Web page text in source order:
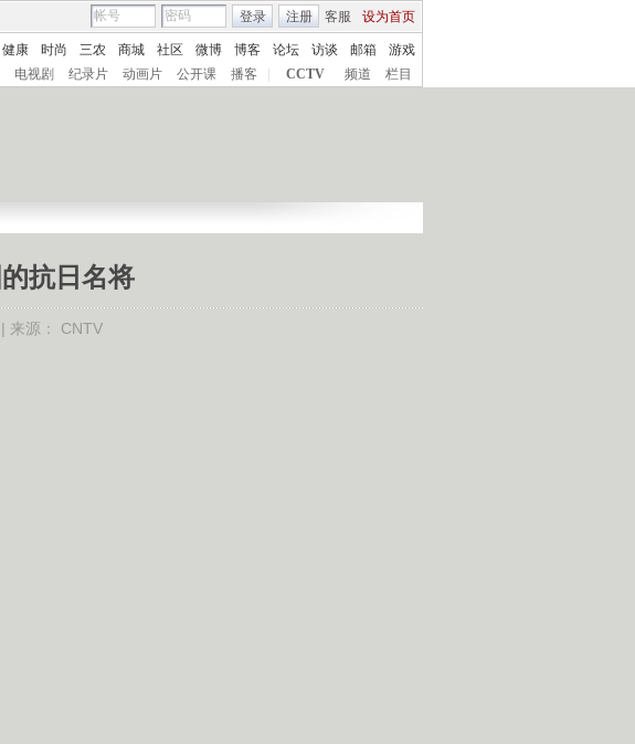
客服 设为首页
登录 注册
健康 时尚 三农 商城 社区 微博 博客 论坛 访谈 邮箱
游戏
电视剧 纪录片 动画片 公开课 播客 CCTV 频道 栏目
抗日名将
| 来源： CNTV